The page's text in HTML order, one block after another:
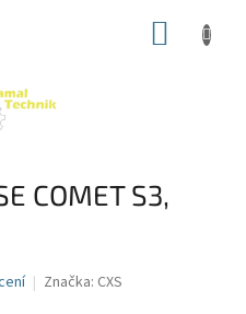
COMET S3,
Značka: CXS